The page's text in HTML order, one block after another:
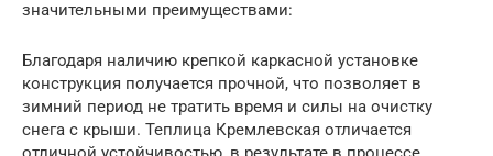
значительными преимуществами:
Благодаря наличию крепкой каркасной установке
конструкция получается прочной, что позволяет в
зимний период не тратить время и силы на очистку
снега с крыши. Теплица Кремлевская отличается